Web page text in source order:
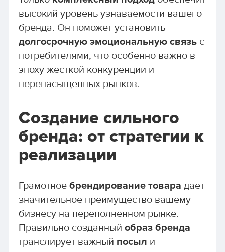
высокий уровень узнаваемости вашего
бренда. Он поможет установить
долгосрочную эмоциональную связьс
потребителями, что особенно важно в
эпоху жесткой конкуренции и
перенасыщенных рынков.
Создание сильного
бренда: от стратегии к
реализации
Грамотное брендирование товара дает
значительное преимущество вашему
бизнесу на переполненном рынке.
Правильно созданный образ бренда
транслирует важный посыл и